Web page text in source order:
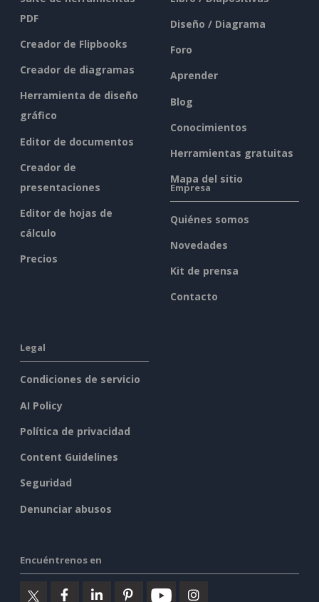
PDF
Creador de Flipbooks
Creador de diagramas
Herramienta de diseño
gráfico
Editor de documentos
Creador de
presentaciones
Editor de hojas de
cálculo
Precios
Diseño / Diagrama
Foro
Aprender
Blog
Conocimientos
Herramientas gratuitas
Mapa del sitio
Empresa
Quiénes somos
Novedades
Kit de prensa
Contacto
Legal
Condiciones de servicio
AI Policy
Política de privacidad
Content Guidelines
Seguridad
Denunciar abusos
Encuéntrenos en